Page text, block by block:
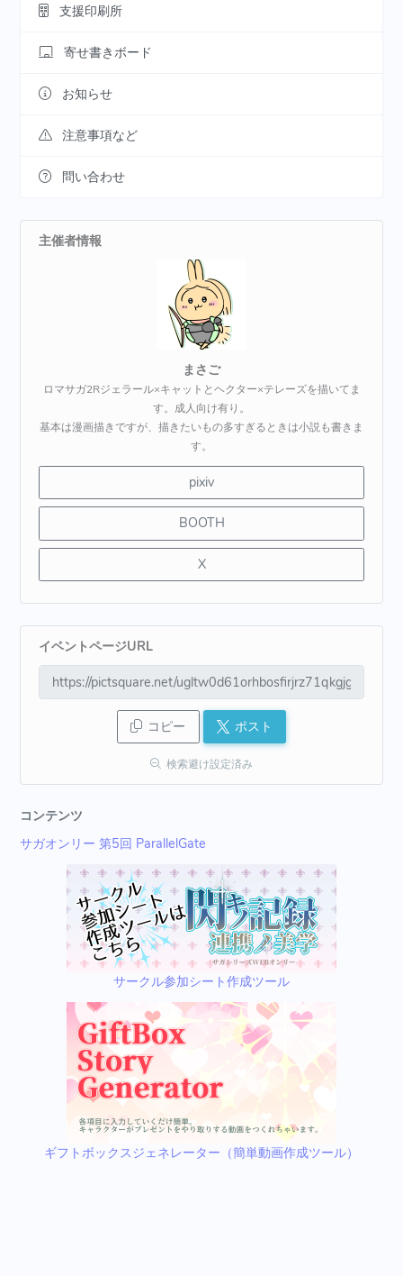
支援印刷所
寄せ書きボード
お知らせ
注意事項など
問い合わせ
主催者情報
まさご
ロマサガ2Rジェラール×キャットとヘクター×テレーズを描いてま
す。成人向け有り。
基本は漫画描きですが、描きたいもの多すぎるときは小説も書きま
す。
pixiv
BOOTH
X
イベントページURL
コピー ポスト
検索避け設定済み
コンテンツ
サガオンリー 第5回 ParallelGate
サークル参加シート作成ツール
ギフトボックスジェネレーター（簡単動画作成ツール）